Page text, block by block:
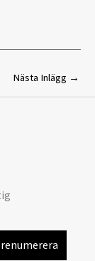
Nästa Inlägg →